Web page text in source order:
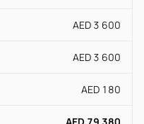
AED 3 600
AED 3 600
AED 180